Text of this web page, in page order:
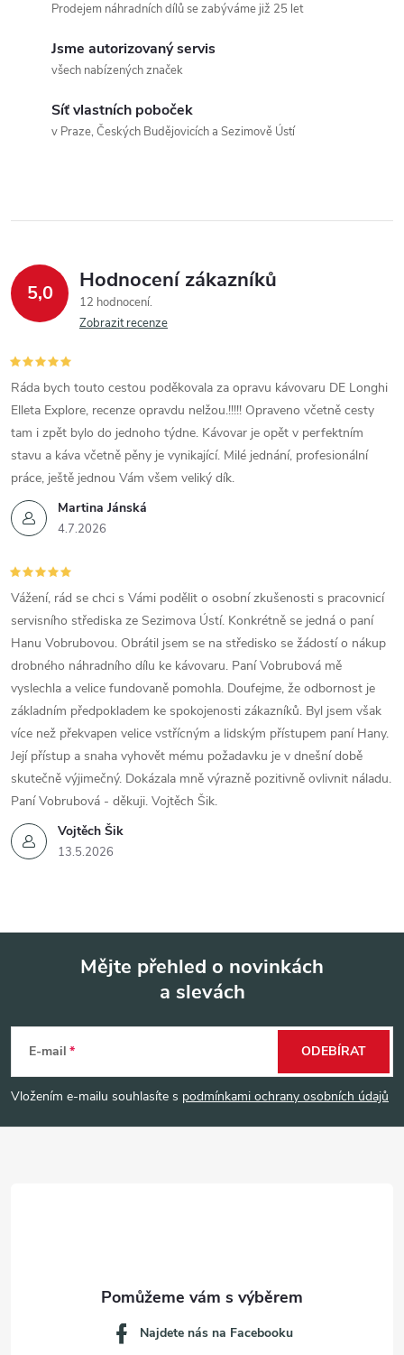
k
y
v
p
i
s
u
Prodejem náhradních dílů se zabýváme již 25 let
Jsme autorizovaný servis
všech nabízených značek
Síť vlastních poboček
v Praze, Českých Budějovicích a Sezimově Ústí
5,0 Hodnocení zákazníků
12 hodnocení
Zobrazit recenze
Martina Jánská
4.7.2026
Ráda bych touto cestou poděkovala za opravu kávovaru DE Longhi
Elleta Explore, recenze opravdu nelžou.!!!!! Opraveno včetně cesty
tam i zpět bylo do jednoho týdne. Kávovar je opět v perfektním
stavu a káva včetně pěny je vynikající. Milé jednání, profesionální
práce, ještě jednou Vám všem veliký dík.
Vojtěch Šik
13.5.2026
Vážení, rád se chci s Vámi podělit o osobní zkušenosti s pracovnicí
servisního střediska ze Sezimova Ústí. Konkrétně se jedná o paní
Hanu Vobrubovou. Obrátil jsem se na středisko se žádostí o nákup
drobného náhradního dílu ke kávovaru. Paní Vobrubová mě
vyslechla a velice fundovaně pomohla. Doufejme, že odbornost je
základním předpokladem ke spokojenosti zákazníků. Byl jsem však
více než překvapen velice vstřícným a lidským přístupem paní Hany.
Její přístup a snaha vyhovět mému požadavku je v dnešní době
skutečně výjimečný. Dokázala mně výrazně pozitivně ovlivnit náladu.
Paní Vobrubová - děkuji. Vojtěch Šik.
p
Mějte přehled o novinkách
a slevách
E-mail
Vložením e-mailu souhlasíte s podmínkami ochrany osobních údajů
ODEBÍRAT
Najdete nás na Facebooku